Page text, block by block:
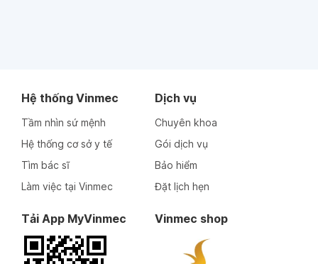
Hệ thống Vinmec
Tầm nhìn sứ mệnh
Hệ thống cơ sở y tế
Tìm bác sĩ
Làm việc tại Vinmec
Dịch vụ
Chuyên khoa
Gói dịch vụ
Bảo hiểm
Đặt lịch hẹn
Tải App MyVinmec Vinmec shop